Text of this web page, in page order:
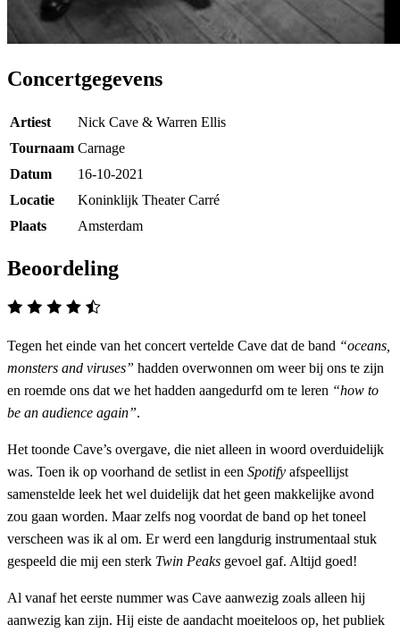
Concertgegevens
Artiest
Nick Cave & Warren Ellis
Tournaam Carnage
Datum
16-10-2021
Locatie
Koninklijk Theater Carré
Plaats
Amsterdam
Beoordeling
Tegen het einde van het concert vertelde Cave dat de band “oceans,
monsters and viruses” hadden overwonnen om weer bij ons te zijn
en roemde ons dat we het hadden aangedurfd om te leren “how to
be an audience again”.
Het toonde Cave’s overgave, die niet alleen in woord overduidelijk
was. Toen ik op voorhand de setlist in een Spotify afspeellijst
samenstelde leek het wel duidelijk dat het geen makkelijke avond
zou gaan worden. Maar zelfs nog voordat de band op het toneel
verscheen was ik al om. Er werd een langdurig instrumentaal stuk
gespeeld die mij een sterk Twin Peaks gevoel gaf. Altijd goed!
Al vanaf het eerste nummer was Cave aanwezig zoals alleen hij
aanwezig kan zijn. Hij eiste de aandacht moeiteloos op, het publiek